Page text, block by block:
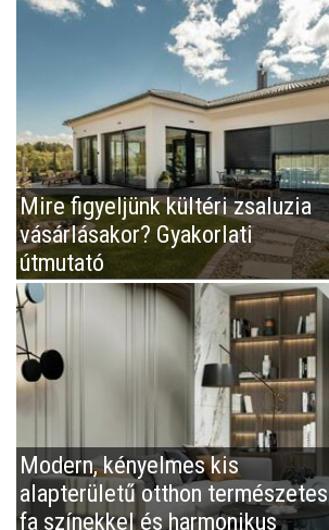
Mire figyeljünk kültéri zsaluzia
vásárlásakor? Gyakorlati
útmutató
Modern, kényelmes kis
alapterületű otthon természetes
fa színekkel és harmonikus